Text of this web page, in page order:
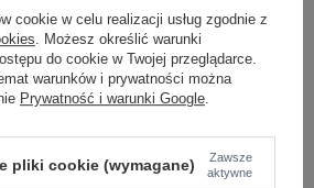
wszystkie kolory (+2)
SIĘ I ZOBACZ CENĘ
cookie w celu realizacji usług zgodnie z
. Możesz określić warunki
do cookie w Twojej przeglądarce.
warunków i prywatności można
Prywatność i warunki Google
pliki cookie (wymagane)
Zawsze
aktywne